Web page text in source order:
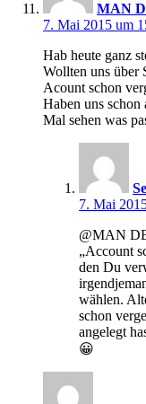
MAN
7. Mai 2015 um
Hab heute ganz
Wollten uns über
Acount schon
Haben uns schon
Mal sehen was
7. Mai
@MAN
„Account
den Du
wählen.
schon
angelegt
😀